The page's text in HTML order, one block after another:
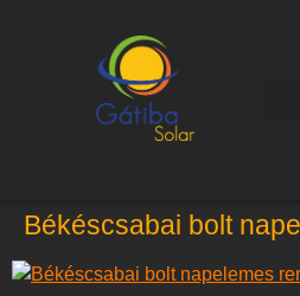
Békéscsabai bolt